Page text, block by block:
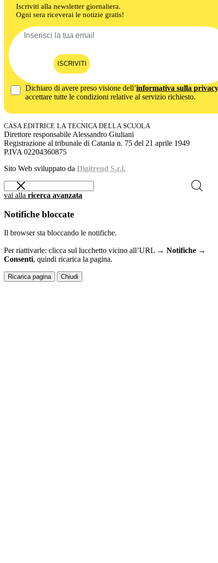
Iscriviti alla newsletter giornaliera.
Ogni sera riceverai le notizie gratis!
ISCRIVITI
Dichiaro di avere preso visione dell’informativa sulla privacy
accettare tutte le condizioni relative al servizio richiesto.
CASA EDITRICE LA TECNICA DELLA SCUOLA
Direttore responsabile Alessandro Giuliani
Registrazione al tribunale di Catania n. 75 del 21 aprile 1949
P.IVA 02204360875
Sito Web sviluppato da Digitrend S.r.l.
vai alla ricerca avanzata
Notifiche bloccate
Il browser sta bloccando le notifiche.
Per riattivarle: clicca sul lucchetto vicino all’URL → Notifiche →
Consenti, quindi ricarica la pagina.
Ricarica pagina Chiudi